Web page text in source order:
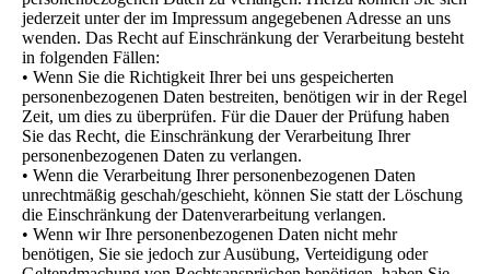
jederzeit unter der im Impressum angegebenen Adresse an uns
wenden. Das Recht auf Einschränkung der Verarbeitung besteht
in folgenden Fällen:
• Wenn Sie die Richtigkeit Ihrer bei uns gespeicherten
personenbezogenen Daten bestreiten, benötigen wir in der Regel
Zeit, um dies zu überprüfen. Für die Dauer der Prüfung haben
Sie das Recht, die Einschränkung der Verarbeitung Ihrer
personenbezogenen Daten zu verlangen.
• Wenn die Verarbeitung Ihrer personenbezogenen Daten
unrechtmäßig geschah/geschieht, können Sie statt der Löschung
die Einschränkung der Datenverarbeitung verlangen.
• Wenn wir Ihre personenbezogenen Daten nicht mehr
benötigen, Sie sie jedoch zur Ausübung, Verteidigung oder